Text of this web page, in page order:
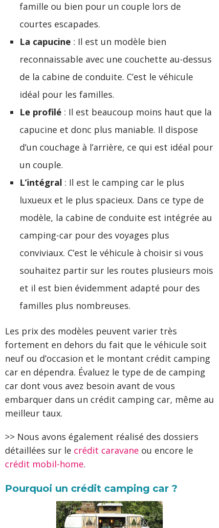
famille ou bien pour un couple lors de
courtes escapades.
La capucine : Il est un modèle bien
reconnaissable avec une couchette au-dessus
de la cabine de conduite. C’est le véhicule
idéal pour les familles.
Le profilé : Il est beaucoup moins haut que la
capucine et donc plus maniable. Il dispose
d’un couchage à l’arrière, ce qui est idéal pour
un couple.
L’intégral : Il est le camping car le plus
luxueux et le plus spacieux. Dans ce type de
modèle, la cabine de conduite est intégrée au
camping-car pour des voyages plus
conviviaux. C’est le véhicule à choisir si vous
souhaitez partir sur les routes plusieurs mois
et il est bien évidemment adapté pour des
familles plus nombreuses.
Les prix des modèles peuvent varier très
fortement en dehors du fait que le véhicule soit
neuf ou d’occasion et le montant crédit camping
car en dépendra. Évaluez le type de de camping
car dont vous avez besoin avant de vous
embarquer dans un crédit camping car, même au
meilleur taux.
>> Nous avons également réalisé des dossiers
détaillées sur le crédit caravane ou encore le
crédit mobil-home.
Pourquoi un crédit camping car ?